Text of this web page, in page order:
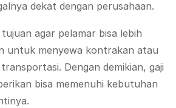
dekat dengan perusahaan.
agar pelamar bisa lebih
untuk menyewa kontrakan atau
Dengan demikian, gaji
bisa memenuhi kebutuhan